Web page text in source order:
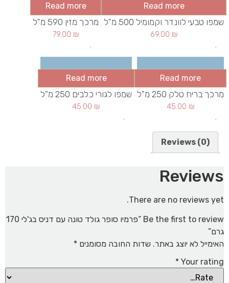
Read more
שמפו טבעי לוונדר וקמומיל 500 מ"ל
69.00 ₪
Read more
מרכך מזין 590 מ"ל
79.00 ₪
Read more
מרכך בריח טלק 250 מ"ל
45.00 ₪
Read more
שמפו לגורי כלבים 250 מ"ל
45.00 ₪
Reviews (0)
Reviews
There are no reviews yet.
Be the first to review “פרמיו סופר גולד טונה עם דניס בג'לי 170
גרם”
האימייל לא יוצג באתר. שדות החובה מסומנים *
Your rating
*